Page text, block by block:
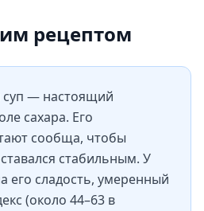
рецептом
— настоящий
сахара. Его
сообща, чтобы
стабильным. У
его сладость, умеренный
(около 44–63 в